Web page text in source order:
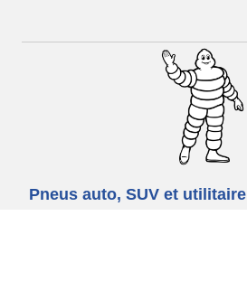
Pneus auto, SUV et utilitaire